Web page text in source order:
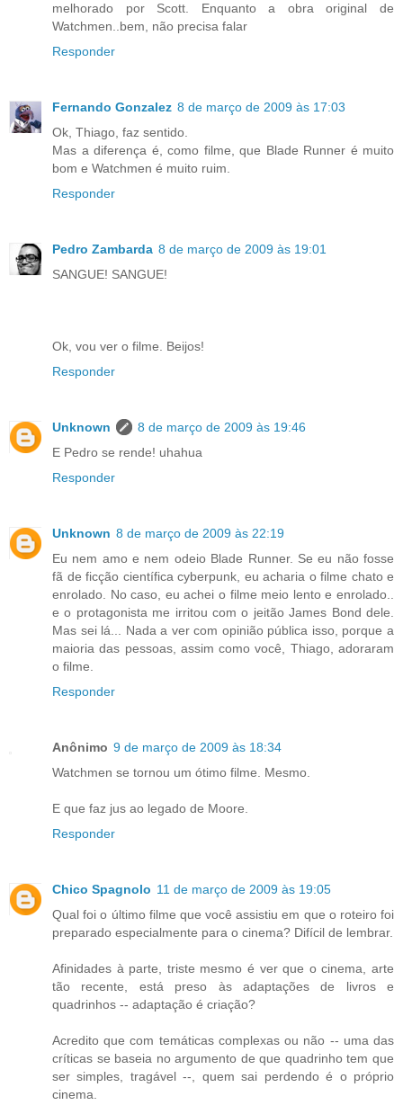
melhorado por Scott. Enquanto a obra original de
Watchmen..bem, não precisa falar
Responder
Fernando Gonzalez 8 de março de 2009 às 17:03
Ok, Thiago, faz sentido.
Mas a diferença é, como filme, que Blade Runner é muito
bom e Watchmen é muito ruim.
Responder
Pedro Zambarda 8 de março de 2009 às 19:01
SANGUE! SANGUE!
Ok, vou ver o filme. Beijos!
Responder
Unknown
8 de março de 2009 às 19:46
E Pedro se rende! uhahua
Responder
Unknown 8 de março de 2009 às 22:19
Eu nem amo e nem odeio Blade Runner. Se eu não fosse
fã de ficção científica cyberpunk, eu acharia o filme chato e
enrolado. No caso, eu achei o filme meio lento e enrolado..
e o protagonista me irritou com o jeitão James Bond dele.
Mas sei lá... Nada a ver com opinião pública isso, porque a
maioria das pessoas, assim como você, Thiago, adoraram
o filme.
Responder
Anônimo 9 de março de 2009 às 18:34
Watchmen se tornou um ótimo filme. Mesmo.
E que faz jus ao legado de Moore.
Responder
Chico Spagnolo 11 de março de 2009 às 19:05
Qual foi o último filme que você assistiu em que o roteiro foi
preparado especialmente para o cinema? Difícil de lembrar.
Afinidades à parte, triste mesmo é ver que o cinema, arte
tão recente, está preso às adaptações de livros e
quadrinhos -- adaptação é criação?
Acredito que com temáticas complexas ou não -- uma das
críticas se baseia no argumento de que quadrinho tem que
ser simples, tragável --, quem sai perdendo é o próprio
cinema.